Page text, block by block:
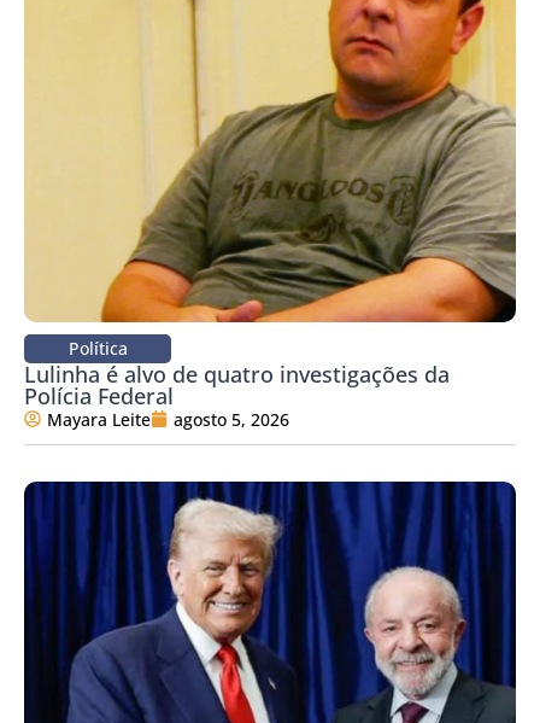
Política
Lulinha é alvo de quatro investigações da
Polícia Federal
Mayara Leite agosto 5, 2026